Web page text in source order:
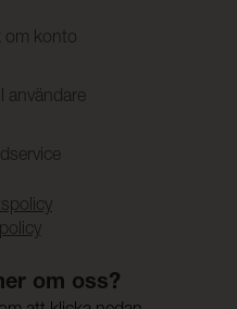
79e8-470b-b432-
om konto
användare
om oss?